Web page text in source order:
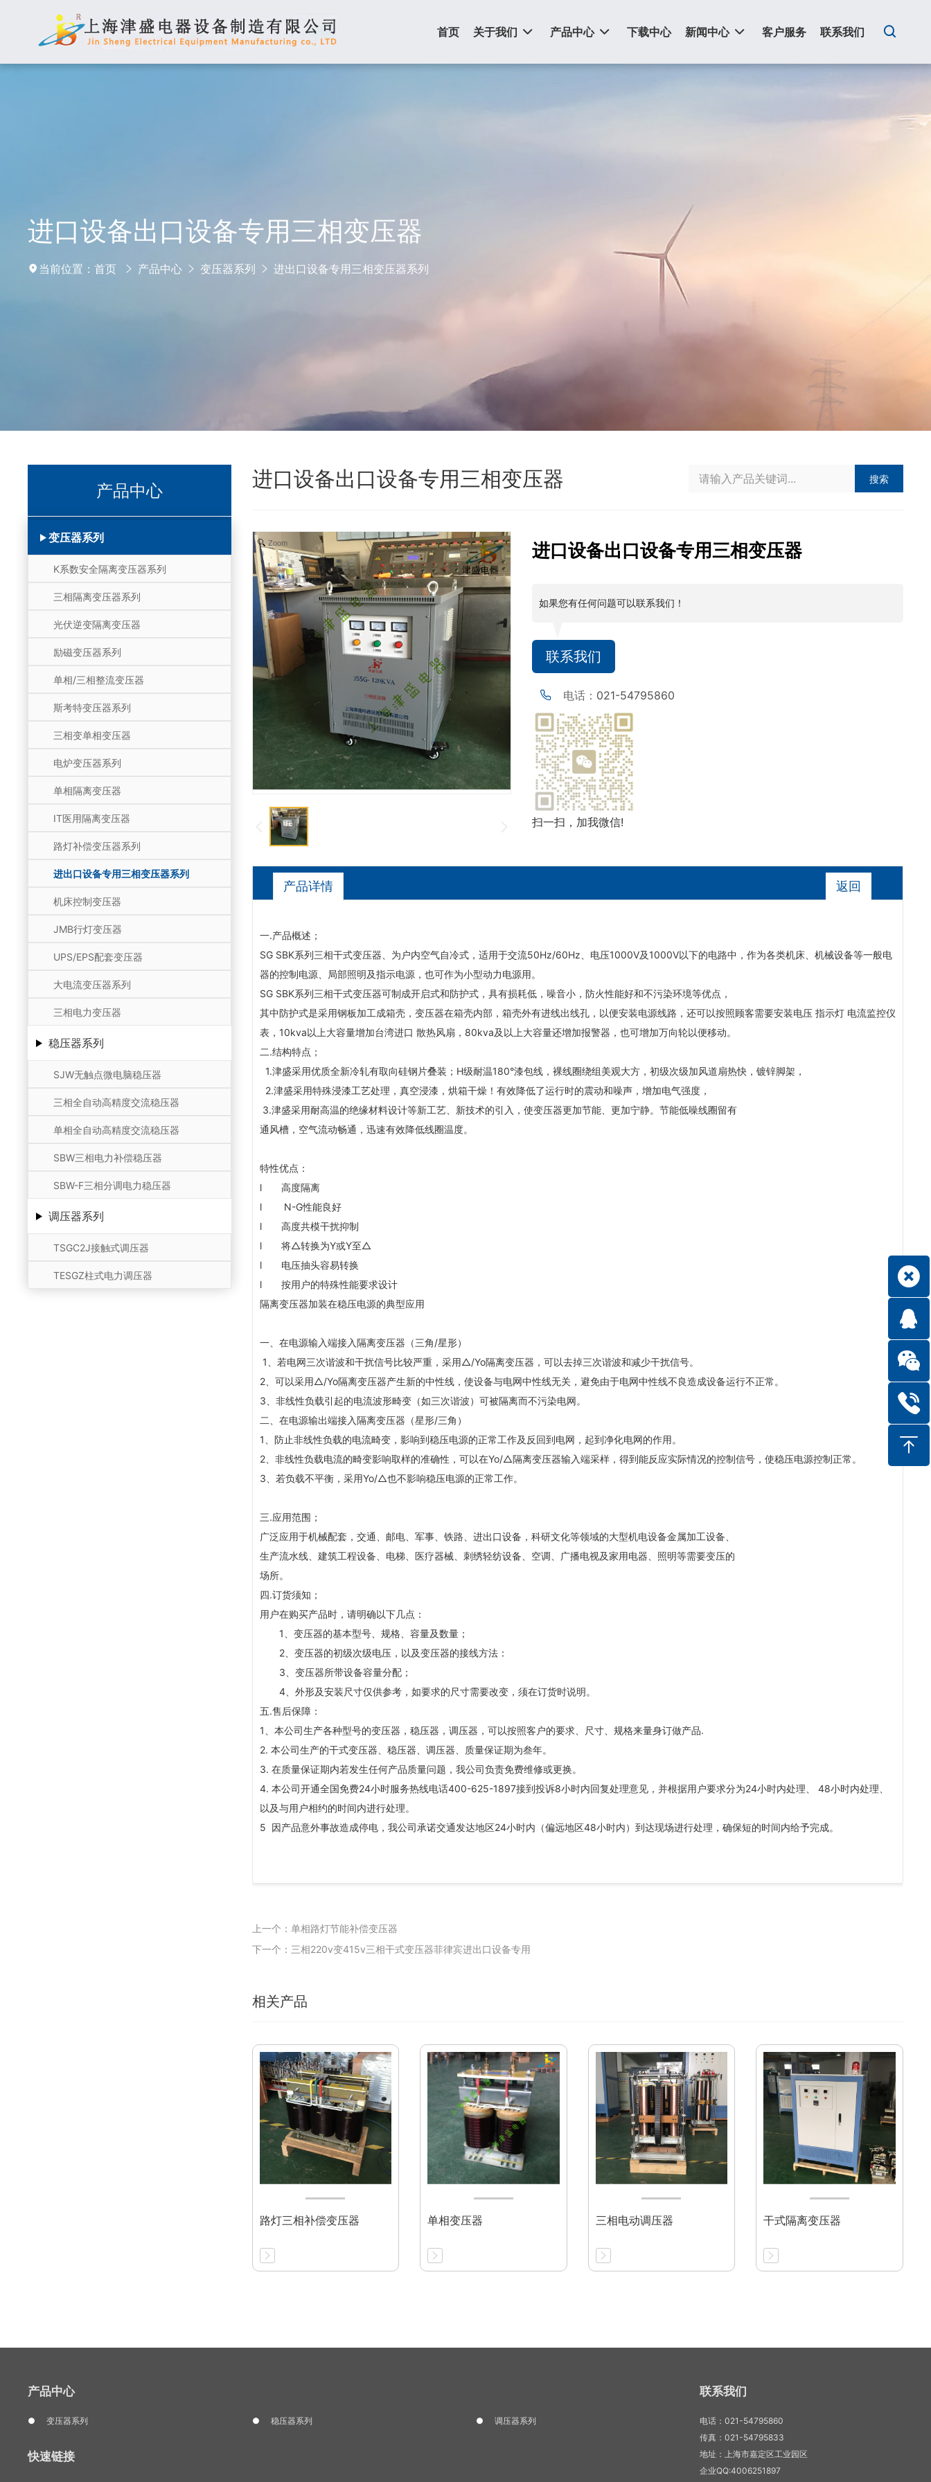
首页 关于我们 产品中心 下载中心 新闻中心 客户服务 联系我们
进口设备出口设备专用三相变压器
当前位置：首页 产品中心 变压器系列 进出口设备专用三相变压器系列
产品中心
变压器系列
K系数安全隔离变压器系列
三相隔离变压器系列
光伏逆变隔离变压器
励磁变压器系列
单相/三相整流变压器
斯考特变压器系列
三相变单相变压器
电炉变压器系列
单相隔离变压器
IT医用隔离变压器
路灯补偿变压器系列
进出口设备专用三相变压器系列
机床控制变压器
JMB行灯变压器
UPS/EPS配套变压器
大电流变压器系列
三相电力变压器
稳压器系列
SJW无触点微电脑稳压器
三相全自动高精度交流稳压器
单相全自动高精度交流稳压器
SBW三相电力补偿稳压器
SBW-F三相分调电力稳压器
调压器系列
TSGC2J接触式调压器
TESGZ柱式电力调压器
进口设备出口设备专用三相变压器 搜索
Zoom 进口设备出口设备专用三相变压器
如果您有任何问题可以联系我们！
联系我们
电话： 021-54795860
扫一扫，加我微信!
产品详情 返回
一.产品概述；
SG SBK系列三相干式变压器、为户内空气自冷式，适用于交流50Hz/60Hz、电压1000V及1000V以下的电路中，作为各类机床、机械设备等一般电
器的控制电源、局部照明及指示电源，也可作为小型动力电源用。
SG SBK系列三相干式变压器可制成开启式和防护式，具有损耗低，噪音小，防火性能好和不污染环境等优点，
其中防护式是采用钢板加工成箱壳，变压器在箱壳内部，箱壳外有进线出线孔，以便安装电源线路，还可以按照顾客需要安装电压 指示灯 电流监控仪
表，10kva以上大容量增加台湾进口 散热风扇，80kva及以上大容量还增加报警器，也可增加万向轮以便移动。
二.结构特点；
1.津盛采用优质全新冷轧有取向硅钢片叠装；H级耐温180°漆包线，裸线圈绕组美观大方，初级次级加风道扇热快，镀锌脚架，
2.津盛采用特殊浸漆工艺处理，真空浸漆，烘箱干燥！有效降低了运行时的震动和噪声，增加电气强度，
3.津盛采用耐高温的绝缘材料设计等新工艺、新技术的引入，使变压器更加节能、更加宁静。节能低噪线圈留有
通风槽，空气流动畅通，迅速有效降低线圈温度。
特性优点：
l 高度隔离
l N-G性能良好
l 高度共模干扰抑制
l 将△转换为Y或Y至△
l 电压抽头容易转换
l 按用户的特殊性能要求设计
隔离变压器加装在稳压电源的典型应用
一、在电源输入端接入隔离变压器（三角/星形）
1 、若电网三次谐波和干扰信号比较严重，采用△/Yo隔离变压器，可以去掉三次谐波和减少干扰信号。
2、可以采用△/Yo隔离变压器产生新的中性线，使设备与电网中性线无关，避免由于电网中性线不良造成设备运行不正常。
3 、非线性负载引起的电流波形畸变（如三次谐波）可被隔离而不污染电网。
二、在电源输出端接入隔离变压器（星形/三角）
1 、防止非线性负载的电流畸变，影响到稳压电源的正常工作及反回到电网，起到净化电网的作用。
2、非线性负载电流的畸变影响取样的准确性，可以在Yo/△隔离变压器输入端采样，得到能反应实际情况的控制信号，使稳压电源控制正常。
3 、若负载不平衡，采用Yo/△也不影响稳压电源的正常工作。
三.应用范围；
广泛应用于机械配套，交通、邮电、军事、铁路、进出口设备，科研文化等领域的大型机电设备金属加工设备、
生产流水线、建筑工程设备、电梯、医疗器械、刺绣轻纺设备、空调、广播电视及家用电器、照明等需要变压的
场所。
四.订货须知；
用户在购买产品时，请明确以下几点：
1、变压器的基本型号、规格、容量及数量；
2、变压器的初级次级电压，以及变压器的接线方法：
3、变压器所带设备容量分配；
4、外形及安装尺寸仅供参考，如要求的尺寸需要改变，须在订货时说明。
五.售后保障：
1、本公司生产各种型号的变压器，稳压器，调压器，可以按照客户的要求、尺寸、规格来量身订做产品.
2. 本公司生产的干式变压器、稳压器、调压器、质量保证期为叁年。
3. 在质量保证期内若发生任何产品质量问题，我公司负责免费维修或更换。
4. 本公司开通全国免费24小时服务热线电话400-625-1897接到投诉8小时内回复处理意见，并根据用户要求分为24小时内处理、 48小时内处理、
以及与用户相约的时间内进行处理。
5 因产品意外事故造成停电，我公司承诺交通发达地区24小时内（偏远地区48小时内）到达现场进行处理，确保短的时间内给予完成。
上一个：单相路灯节能补偿变压器
下一个：三相220v变415v三相干式变压器菲律宾进出口设备专用
相关产品
路灯三相补偿变压器 单相变压器 三相电动调压器 干式隔离变压器
产品中心
变压器系列 稳压器系列 调压器系列
快速链接
联系我们
电话：021-54795860
传真：021-54795833
地址：上海市嘉定区工业园区
企业QQ:4006251897